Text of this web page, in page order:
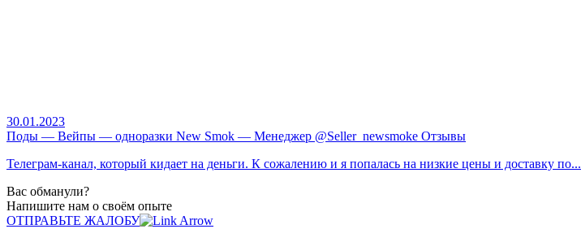
30.01.2023
Поды — Вейпы — одноразки New Smok — Менеджер @Seller_newsmoke Отзывы
Телеграм-канал, который кидает на деньги. К сожалению и я попалась на низкие цены и доставку по...
Вас обманули?
Напишите нам о своём опыте
ОТПРАВЬТЕ ЖАЛОБУ